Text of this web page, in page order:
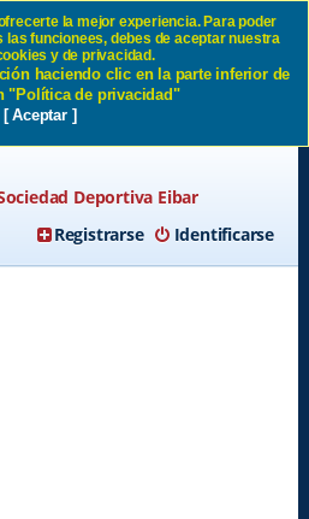
SD Eibar
Deportiva Eibar
Identificarse
Registrarse
la mejor experiencia. Para poder
funcionees, debes de aceptar nuestra
y de privacidad.
haciendo clic en la parte inferior de
"Política de privacidad"
[ Aceptar ]